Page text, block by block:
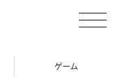
t
o
ゲーム